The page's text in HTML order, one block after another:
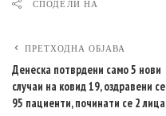
СПОДЕЛИ НА
ПРЕТХОДНА ОБЈАВА
Денеска потврдени само 5 нови
случаи на ковид 19, оздравени се
95 пациенти, починати се 2 лица